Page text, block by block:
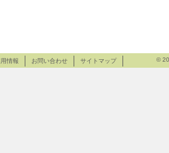
©
情報 お問い合わせ サイトマップ